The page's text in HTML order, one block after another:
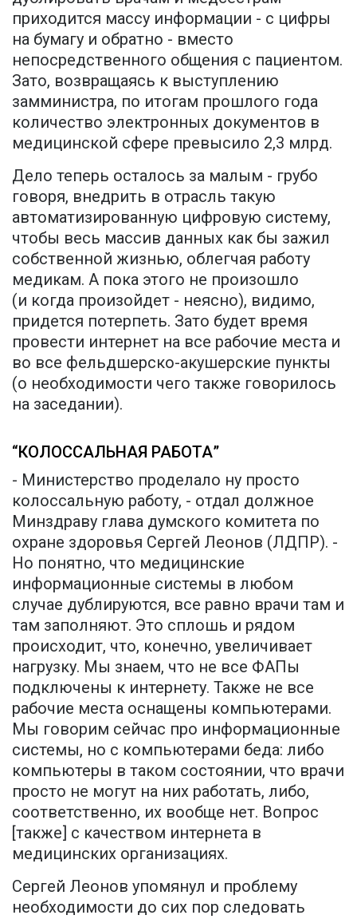
приходится массу информации - с цифры
на бумагу и обратно - вместо
непосредственного общения с пациентом.
Зато, возвращаясь к выступлению
замминистра, по итогам прошлого года
количество электронных документов в
медицинской сфере превысило 2,3 млрд.
Дело теперь осталось за малым - грубо
говоря, внедрить в отрасль такую
автоматизированную цифровую систему,
чтобы весь массив данных как бы зажил
собственной жизнью, облегчая работу
медикам. А пока этого не произошло
(и когда произойдет - неясно), видимо,
придется потерпеть. Зато будет время
провести интернет на все рабочие места и
во все фельдшерско-акушерские пункты
(о необходимости чего также говорилось
на заседании).
“КОЛОССАЛЬНАЯ РАБОТА”
- Министерство проделало ну просто
колоссальную работу, - отдал должное
Минздраву глава думского комитета по
охране здоровья Сергей Леонов (ЛДПР). -
Но понятно, что медицинские
информационные системы в любом
случае дублируются, все равно врачи там и
там заполняют. Это сплошь и рядом
происходит, что, конечно, увеличивает
нагрузку. Мы знаем, что не все ФАПы
подключены к интернету. Также не все
рабочие места оснащены компьютерами.
Мы говорим сейчас про информационные
системы, но с компьютерами беда: либо
компьютеры в таком состоянии, что врачи
просто не могут на них работать, либо,
соответственно, их вообще нет. Вопрос
[также] с качеством интернета в
медицинских организациях.
Сергей Леонов упомянул и проблему
необходимости до сих пор следовать